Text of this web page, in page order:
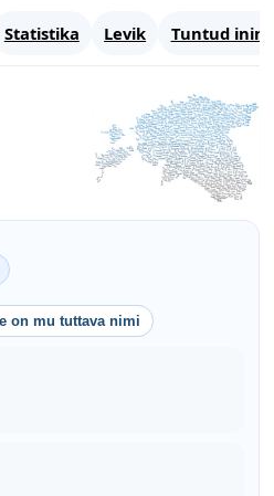
Statistika Levik Tuntud
on mu tuttava nimi